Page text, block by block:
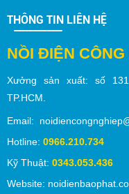
THÔNG TIN LIÊN HỆ
NỒI ĐIỆN
Xưởng sản xuất: số
TP.HCM
Email:
Hotline: 0966.210.734
Kỹ Thuật: 0343.053.436
Website: